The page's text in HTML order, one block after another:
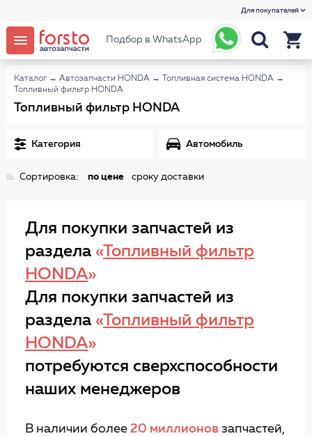
Для покупателей
Подбор в WhatsApp
Каталог → Автозапчасти HONDA → Топливная система HONDA →
Топливный фильтр HONDA
Топливный фильтр HONDA
Категория Автомобиль
Сортировка: по цене сроку доставки
Для покупки запчастей из
раздела «Топливный фильтр
HONDA»
Для покупки запчастей из
раздела «Топливный фильтр
HONDA»
потребуются сверхспособности
наших менеджеров
В наличии более 20 миллионов запчастей,